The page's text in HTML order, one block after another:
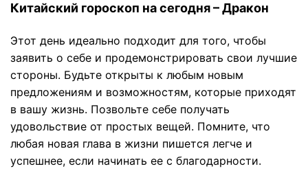
Китайский гороскоп на сегодня – Дракон
Этот день идеально подходит для того, чтобы
заявить о себе и продемонстрировать свои лучшие
стороны. Будьте открыты к любым новым
предложениям и возможностям, которые приходят
в вашу жизнь. Позвольте себе получать
удовольствие от простых вещей. Помните, что
любая новая глава в жизни пишется легче и
успешнее, если начинать ее с благодарности.